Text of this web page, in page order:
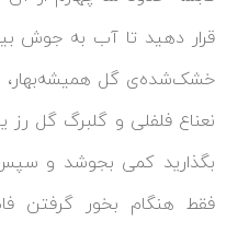
قرار دهید تا آب به جوش
خشک‌شده‌ی گل همیشه‌بهار،
نعناع فلفلی و گلبرگ گل رز
بگذارید کمی بجوشد و
فقط هنگام بخور گرفتن